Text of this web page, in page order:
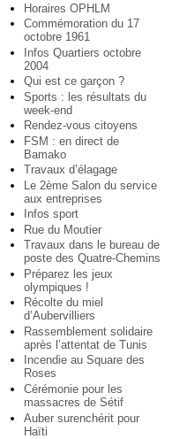
Horaires OPHLM
Commémoration du 17
octobre 1961
Infos Quartiers octobre
2004
Qui est ce garçon ?
Sports : les résultats du
week-end
Rendez-vous citoyens
FSM : en direct de
Bamako
Travaux d’élagage
Le 2ème Salon du service
aux entreprises
Infos sport
Rue du Moutier
Travaux dans le bureau de
poste des Quatre-Chemins
Préparez les jeux
olympiques !
Récolte du miel
d’Aubervilliers
Rassemblement solidaire
après l’attentat de Tunis
Incendie au Square des
Roses
Cérémonie pour les
massacres de Sétif
Auber surenchérit pour
Haïti